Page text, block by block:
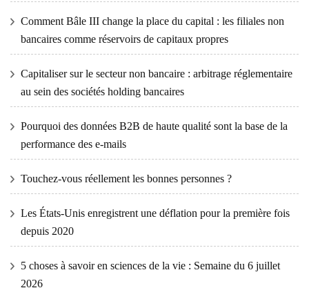
Comment Bâle III change la place du capital : les filiales non
bancaires comme réservoirs de capitaux propres
Capitaliser sur le secteur non bancaire : arbitrage réglementaire
au sein des sociétés holding bancaires
Pourquoi des données B2B de haute qualité sont la base de la
performance des e-mails
Touchez-vous réellement les bonnes personnes ?
Les États-Unis enregistrent une déflation pour la première fois
depuis 2020
5 choses à savoir en sciences de la vie : Semaine du 6 juillet
2026